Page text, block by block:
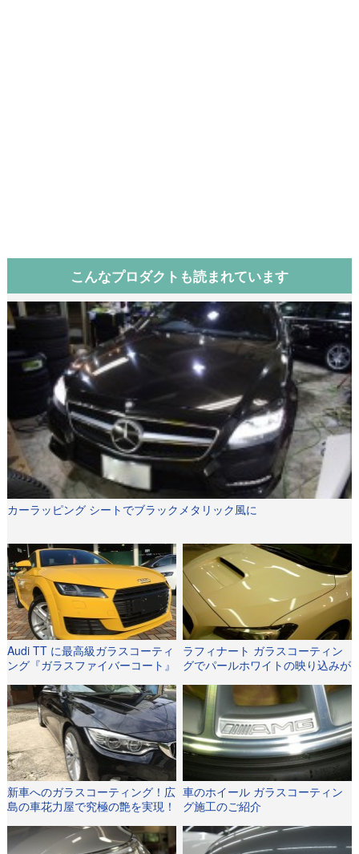
こんなプロダクトも読まれています
カーラッピング シートでブラックメタリック風に
Audi TT に最高級ガラスコーティ
ング『ガラスファイバーコート』
ラフィナート ガラスコーティン
グでパールホワイトの映り込みが
新車へのガラスコーティング！広
島の車花力屋で究極の艶を実現！
車のホイール ガラスコーティン
グ施工のご紹介